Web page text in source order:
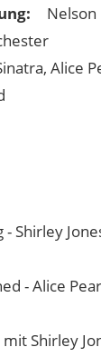
Alice
Shirley
- Alice
Shirley